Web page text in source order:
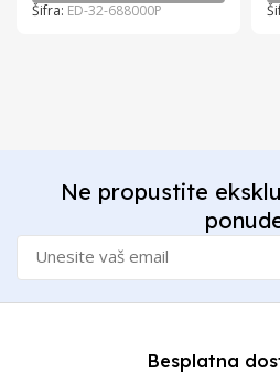
Šifra: ED-32-688000P
Ne propustite
Besplatna